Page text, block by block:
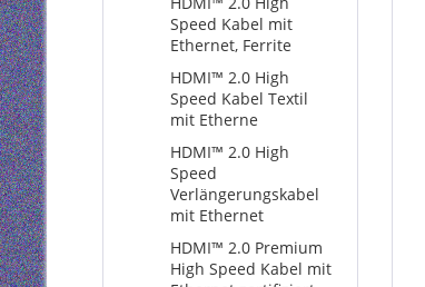
Speed Kabel mit
Ethernet, Ferrite
HDMI™ 2.0 High
Speed Kabel Textil
mit Etherne
HDMI™ 2.0 High
Speed
Verlängerungskabel
mit Ethernet
HDMI™ 2.0 Premium
High Speed Kabel mit